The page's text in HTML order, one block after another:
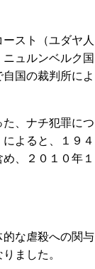
スト（ユダヤ人
ュルンベルク国
国の裁判所によ
、ナチ犯罪につ
よると、１９４
、２０１０年１
な虐殺への関与
ました。